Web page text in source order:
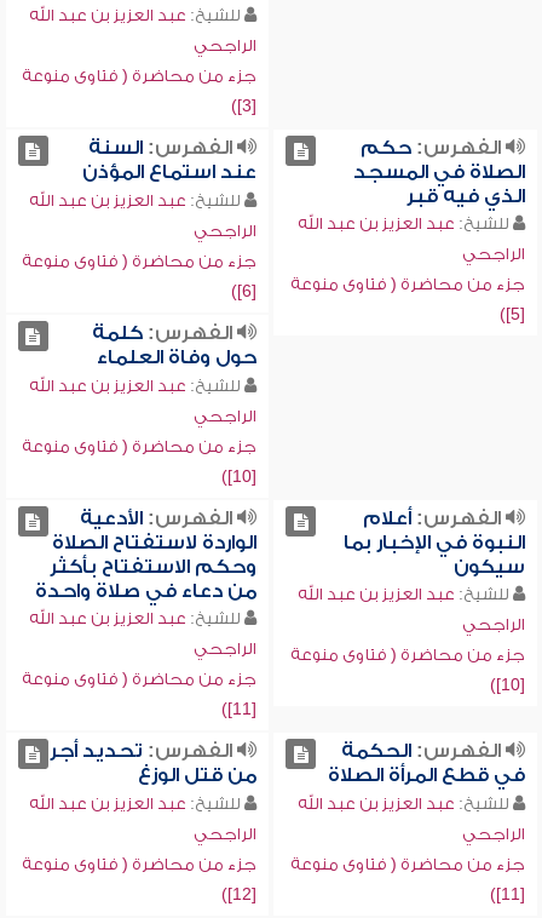
للشيخ: عبد العزيز بن عبد الله
الراجحي
جزء من محاضرة ( فتاوى منوعة
[3])
الفهرس:حكم
الصلاة في المسجد
الذي فيه قبر
للشيخ: عبد العزيز بن عبد الله
الراجحي
جزء من محاضرة ( فتاوى منوعة
[5])
الفهرس:السنة
عند استماع المؤذن
للشيخ: عبد العزيز بن عبد الله
الراجحي
جزء من محاضرة ( فتاوى منوعة
[6])
الفهرس:كلمة
حول وفاة العلماء
للشيخ: عبد العزيز بن عبد الله
الراجحي
جزء من محاضرة ( فتاوى منوعة
[10])
الفهرس:أعلام
النبوة في الإخبار بما
سيكون
للشيخ: عبد العزيز بن عبد الله
الراجحي
جزء من محاضرة ( فتاوى منوعة
[10])
الفهرس:الأدعية
الواردة لاستفتاح الصلاة
وحكم الاستفتاح بأكثر
من دعاء في صلاة واحدة
للشيخ: عبد العزيز بن عبد الله
الراجحي
جزء من محاضرة ( فتاوى منوعة
[11])
الفهرس:الحكمة
في قطع المرأة الصلاة
للشيخ: عبد العزيز بن عبد الله
الراجحي
جزء من محاضرة ( فتاوى منوعة
[11])
الفهرس: تحديد أجر
من قتل الوزغ
للشيخ: عبد العزيز بن عبد الله
الراجحي
جزء من محاضرة ( فتاوى منوعة
[12])